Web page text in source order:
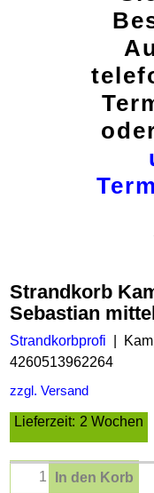
Strandkorb
Sebastian
Strandkorbprofi
4260513962264
zzgl. Versand
Lieferzeit: 2 Wochen
In den Korb